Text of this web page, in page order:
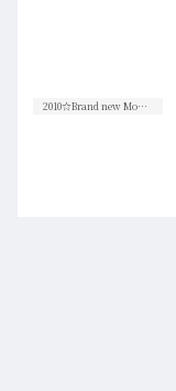
2010☆Brand new Movies